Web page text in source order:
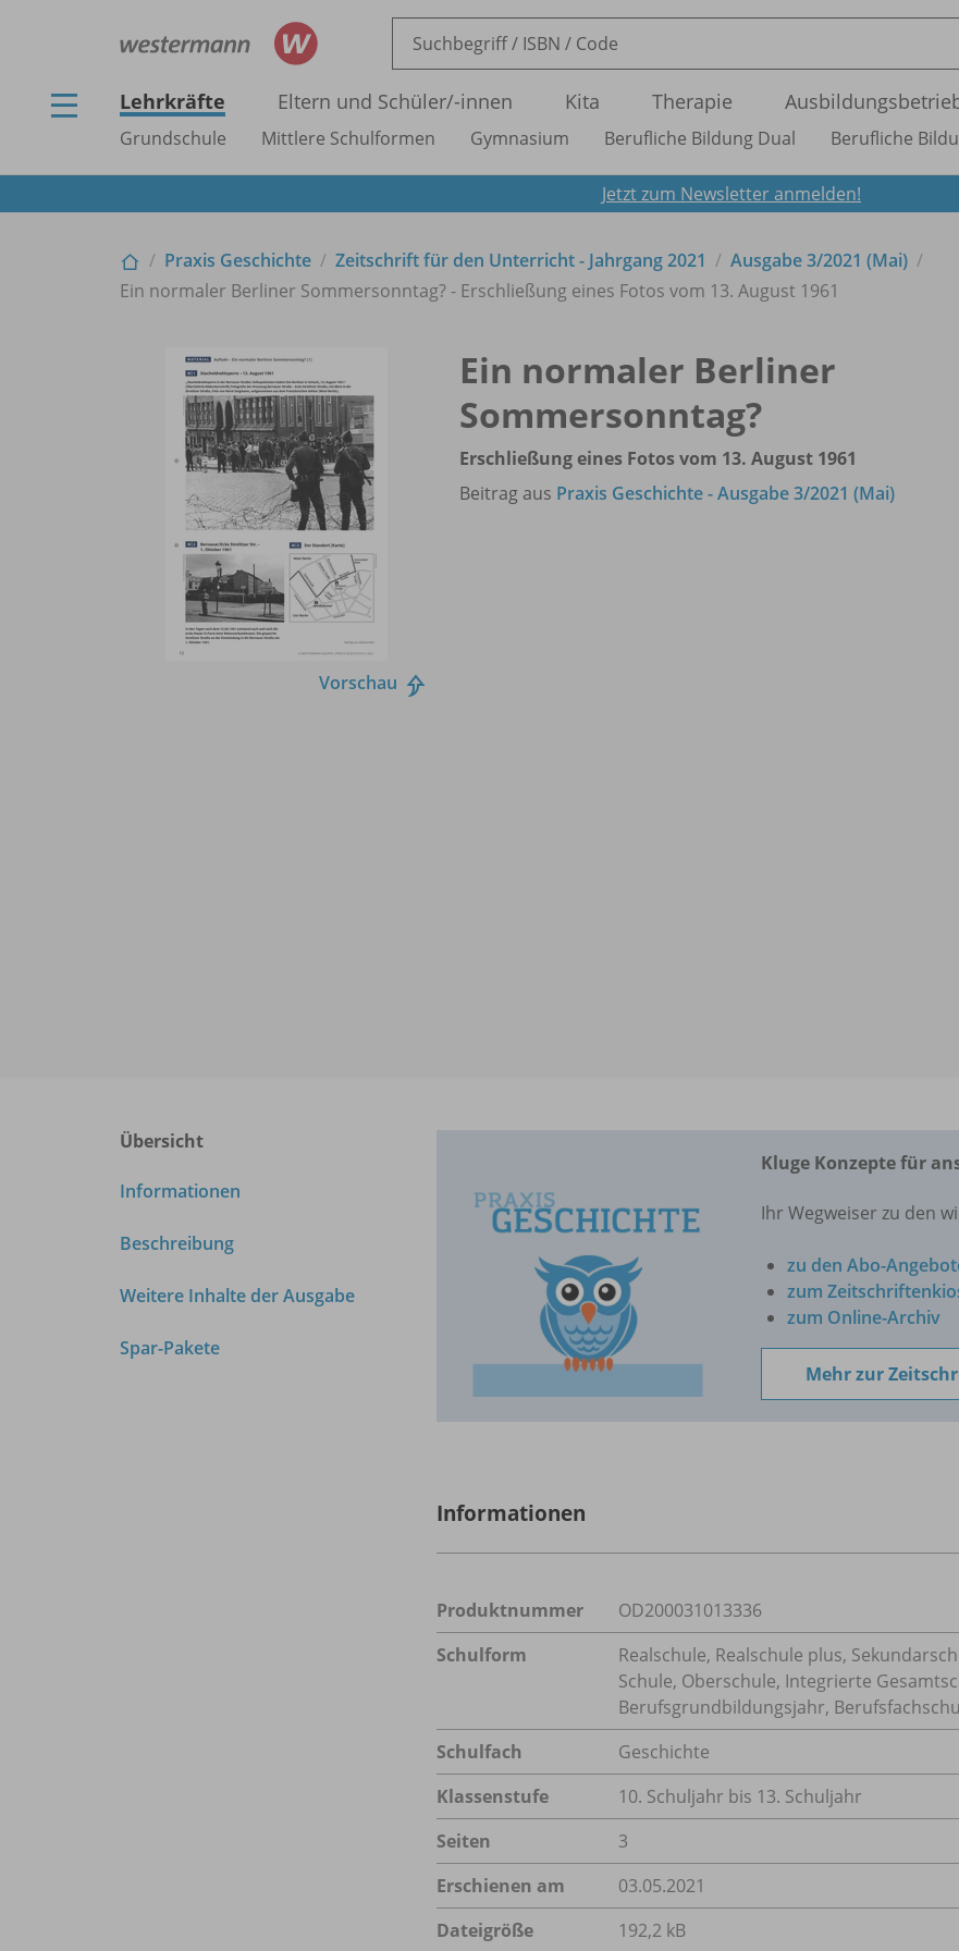
Lehrkräfte Eltern und Schüler/-innen Kita Therapie
Grundschule Mittlere Schulformen Gymnasium Berufliche Bildung Dual Berufliche
Jetzt zum Newsletter anmelden!
Praxis Geschichte Zeitschrift für den Unterricht - Jahrgang 2021 Ausgabe 3/2021 (Mai)
Ein normaler Berliner Sommersonntag? - Erschließung eines Fotos vom 13. August 1961
Vorschau
Ein normaler Berliner
Sommersonntag?
Erschließung eines Fotos vom 13. August 1961
Beitrag aus Praxis Geschichte - Ausgabe 3/2021 (Mai)
Übersicht
Informationen
Beschreibung
Weitere Inhalte der Ausgabe
Spar-Pakete
Kluge Konzepte für
Ihr Wegweiser zu den
zu den Abo-
zum
zum Online-Archiv
Mehr zur
Informationen
Produktnummer
OD200031013336
Schulform
Realschule, Realschule plus,
Schule, Oberschule, Integrierte
Berufsgrundbildungsjahr,
Schulfach
Geschichte
Klassenstufe
10. Schuljahr bis 13. Schuljahr
Seiten
3
Erschienen am
03.05.2021
Dateigröße
192,2 kB